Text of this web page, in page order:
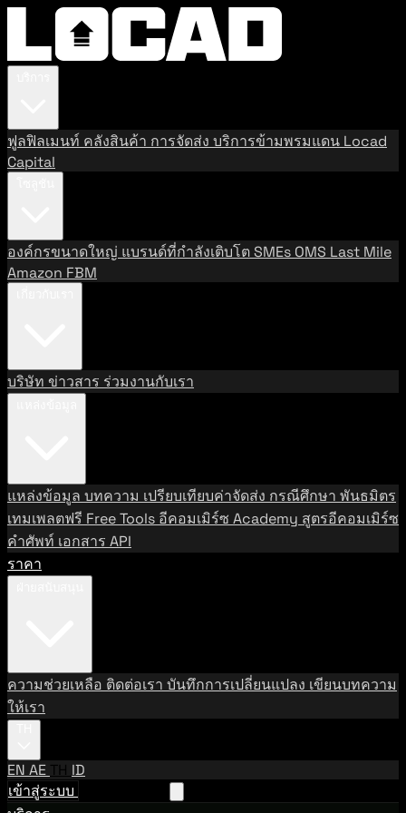
ฟูลฟิลเมนท์ คลังสินค้า การจัดส่ง บริการข้ามพรมแดน Locad
Capital
องค์กรขนาดใหญ่ แบรนด์ที่กำลังเติบโตSMEs OMS Last Mile
Amazon FBM
บริษัท ข่าวสาร ร่วมงานกับเรา
แหล่งข้อมูล บทความ เปรียบเทียบค่าจัดส่ง กรณีศึกษา พันธมิตร
เทมเพลตฟรี Free Tools อีคอมเมิร์ซ Academy สูตรอีคอมเมิร์ซ
คำศัพท์ เอกสาร API
ราคา
ความช่วยเหลือ ติดต่อเรา บันทึกการเปลี่ยนแปลง เขียนบทความ
ให้เรา
EN AE TH ID
เข้าสู่ระบบ